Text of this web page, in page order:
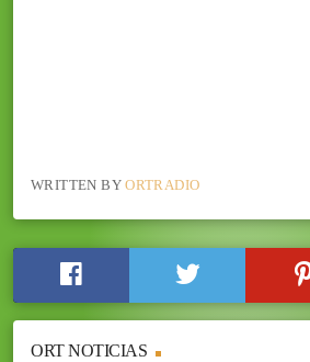
WRITTEN BYORTRADIO
ORT NOTICIAS